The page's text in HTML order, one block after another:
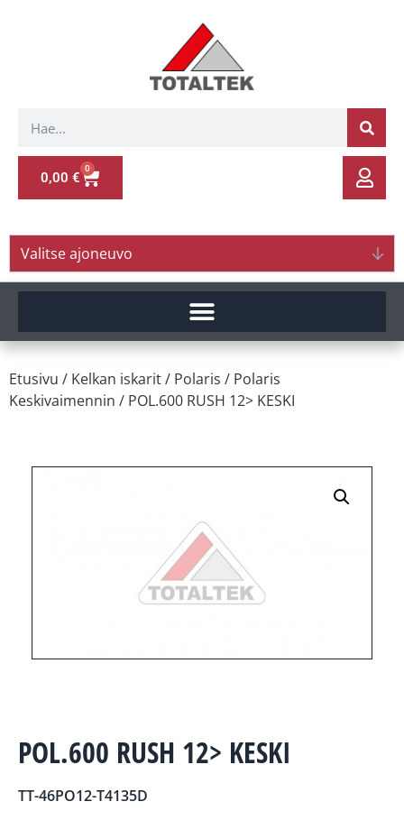
0,00 €
0
Valitse ajoneuvo
Etusivu / Kelkan iskarit/ Polaris / Polaris
Keskivaimennin / POL.600 RUSH 12> KESKI
POL.600 RUSH 12> KESKI
TT-46PO12-T4135D